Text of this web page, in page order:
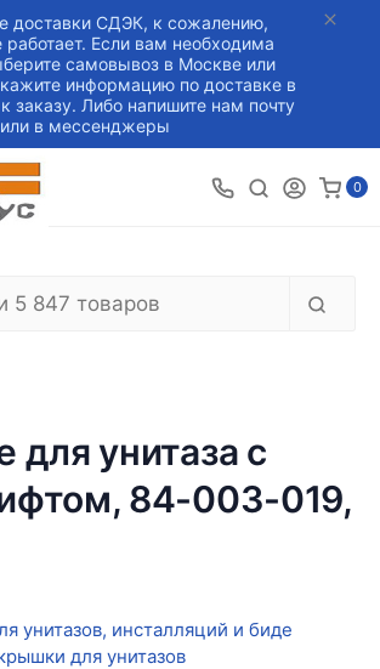
доставки СДЭК, к сожалению,
работает. Если вам необходима
самовывоз в Москве или
информацию по доставке в
заказу. Либо напишите нам почту
или в мессенджеры
0
для унитаза с
84-003-019,
унитазов, инсталляций и биде
для унитазов